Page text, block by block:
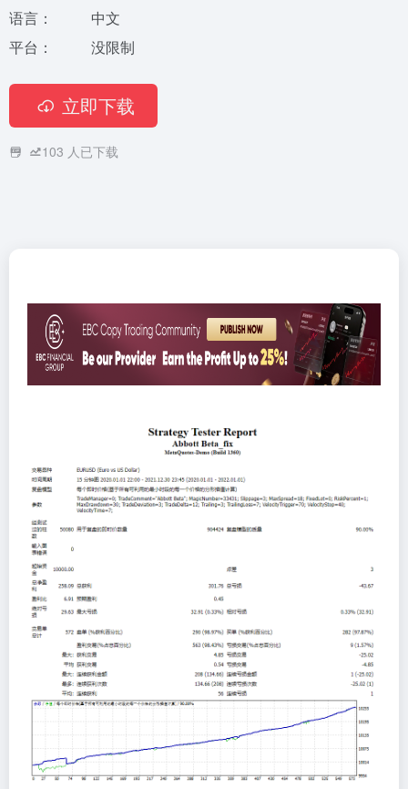
语言：
中文
平台：
没限制
立即下载
103 人已下载